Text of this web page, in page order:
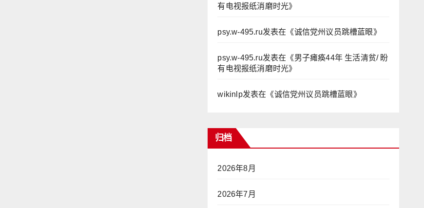
有电视报纸消磨时光》
psy.w-495.ru发表在《诚信党州议员跳槽蓝眼》
psy.w-495.ru发表在《男子瘫痪44年 生活清贫/ 盼
有电视报纸消磨时光》
wikinlp发表在《诚信党州议员跳槽蓝眼》
归档
2026年8月
2026年7月